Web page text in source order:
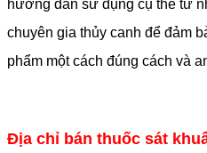
hướng dẫn sử dụng cụ thể từ
chuyên gia thủy canh để đảm
phẩm một cách đúng cách và
Địa chỉ bán thuốc sát